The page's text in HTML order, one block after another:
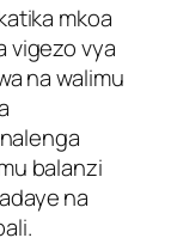
mkoa
vigezo vya
na walimu
balanzi
na